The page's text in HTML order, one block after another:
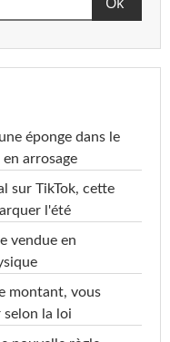
éponge dans le
arrosage
sur TikTok, cette
l'été
vendue en
montant, vous
selon la loi